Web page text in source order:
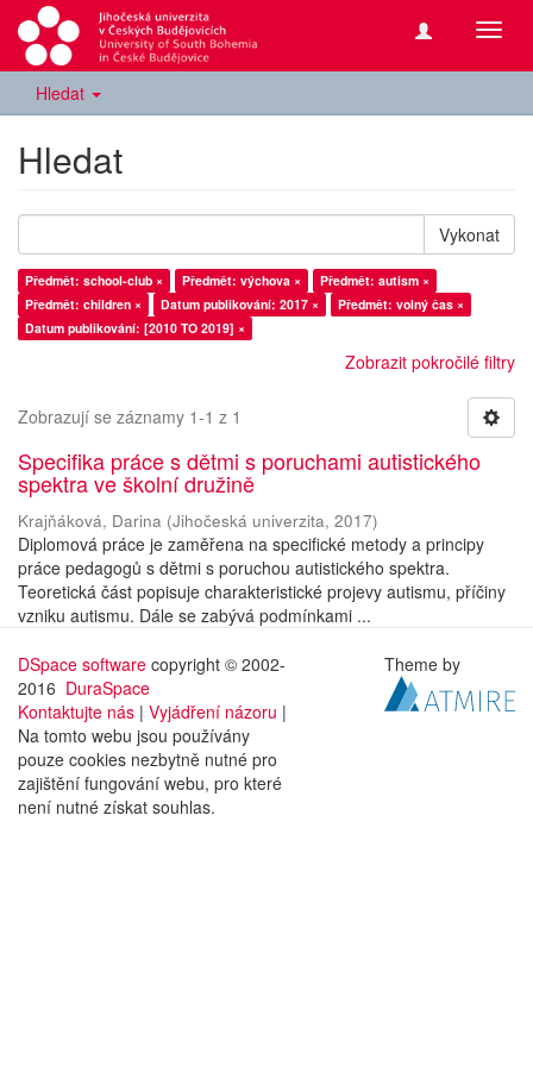
Hledat
Hledat
Vykonat
Předmět: school-club × Předmět: výchova ×
Předmět: autism ×
Předmět: children ×
Datum publikování: 2017 ×
Předmět: volný čas ×
Datum publikování: [2010 TO 2019] ×
Zobrazit pokročilé filtry
Zobrazují se záznamy 1-1 z 1
Specifika práce s dětmi s poruchami autistického
spektra ve školní družině
Krajňáková, Darina (Jihočeská univerzita, 2017)
Diplomová práce je zaměřena na specifické metody a principy
práce pedagogů s dětmi s poruchou autistického spektra.
Teoretická část popisuje charakteristické projevy autismu, příčiny
vzniku autismu. Dále se zabývá podmínkami ...
DSpace software copyright © 2002-
2016 DuraSpace
Kontaktujte nás | Vyjádření názoru |
Na tomto webu jsou používány
pouze cookies nezbytně nutné pro
zajištění fungování webu, pro které
není nutné získat souhlas.
Theme by